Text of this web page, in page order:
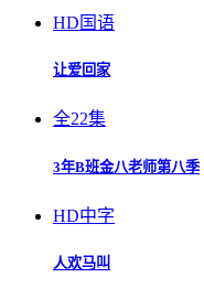
HD国语
让爱回家
全22集
3年B班金八老师第八季
HD中字
人欢马叫